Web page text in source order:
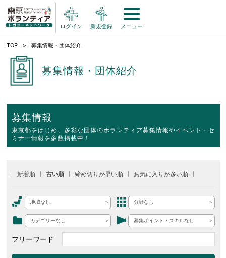
ログイン 新規登録 メニュー
TOP 募集情報・団体紹介
募集情報・団体紹介
募集情報
東京都をはじめ、多彩な団体のボランティア募集情報やイベント・セ
ミナー情報を多数掲載中！
新着順 古い順 締め切りが早い順 お気に入りが多い順
地域なし 分野なし
カテゴリーなし 募集ポイント・スキルなし
フリーワード